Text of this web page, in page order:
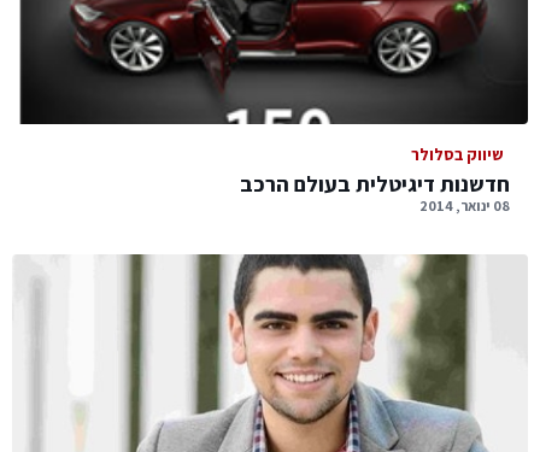
שיווק בסלולר
חדשנות דיגיטלית בעולם הרכב
08 ינואר, 2014